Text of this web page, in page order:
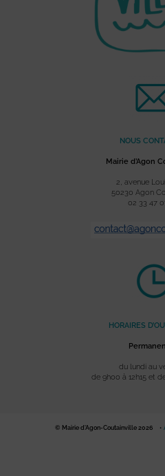
NOUS
Mairie d’Agon
2, avenue
50230 Agon
02 33 47
HORAIRES
du lundi au
de 9h00 à 12h15 et
© Mairie d'Agon-Coutainville 2026